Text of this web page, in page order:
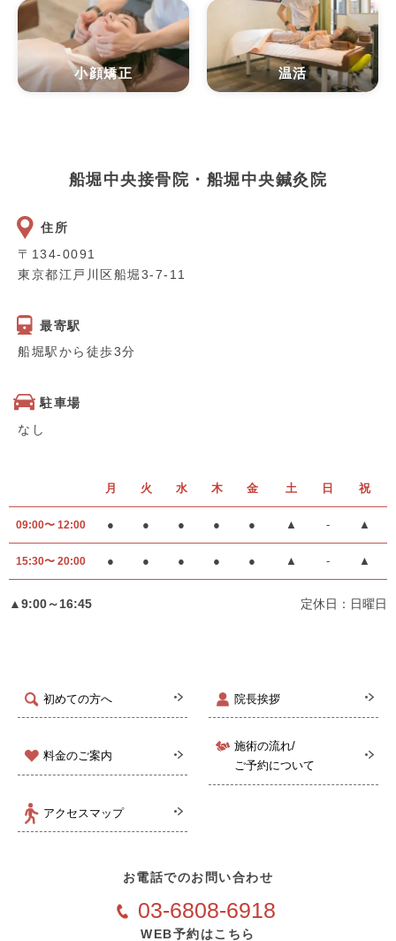
小顔矯正 温活
初めての方へ 院長挨拶
料金のご案内
施術の流れ/
ご予約について
アクセスマップ
船堀中央接骨院・船堀中央鍼灸院
住所
〒134-0091
東京都江戸川区船堀3-7-11
最寄駅
船堀駅から徒歩3分
駐車場
なし
月 火 水 木 金 土 日 祝
09:00〜 12:00 ● ● ● ● ● ▲ - ▲
15:30〜 20:00 ● ● ● ● ● ▲ - ▲
▲9:00～16:45 定休日：日曜日
お電話でのお問い合わせ
03-6808-6918
WEB予約はこちら